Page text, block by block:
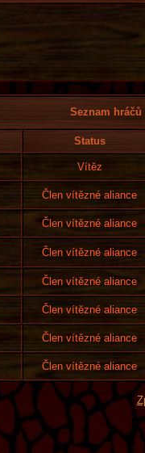
Seznam
Status
Vítěz
Člen vítězné aliance
Člen vítězné aliance
Člen vítězné aliance
Člen vítězné aliance
Člen vítězné aliance
Člen vítězné aliance
Člen vítězné aliance